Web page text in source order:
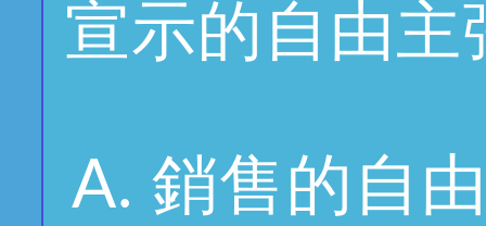
宣示的自由主
銷售的自